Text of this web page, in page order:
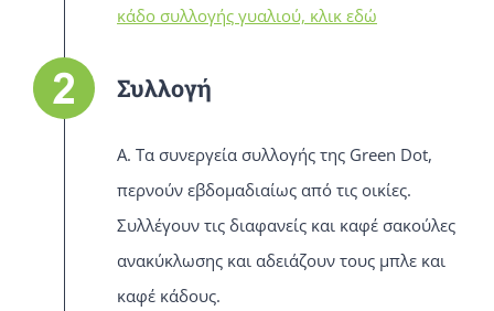
κάδο συλλογής γυαλιού, κλικ εδώ
Συλλογή
Α. Τα συνεργεία συλλογής της Green Dot,
περνούν εβδομαδιαίως από τις οικίες.
Συλλέγουν τις διαφανείς και καφέ σακούλες
ανακύκλωσης και αδειάζουν τους μπλε και
καφέ κάδους.